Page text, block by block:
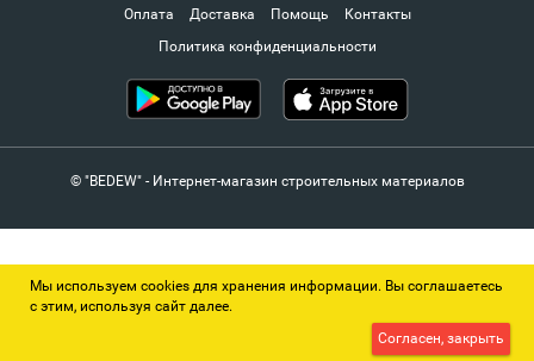
Оплата Доставка Помощь
Контакты
Политика конфиденциальности
© "BEDEW" - Интернет-магазин строительных материалов
Мы используем cookies для хранения информации. Вы соглашаетесь
с этим, используя сайт далее.
Согласен, закрыть